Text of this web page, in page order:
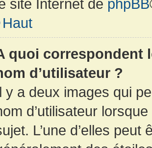
site Internet de phpBB
Haut
quoi correspondent
d’utilisateur ?
y a deux images qui
d’utilisateur
L’une d’elles